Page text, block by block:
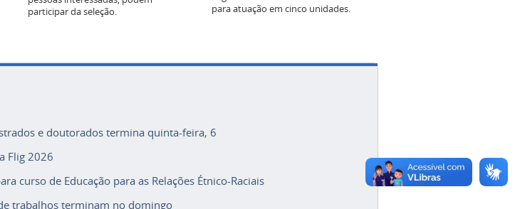
Flig 2026
curso de Educação para as Relações Étnico-Raciais
trabalhos terminam no domingo
projetos de indicações geográficas